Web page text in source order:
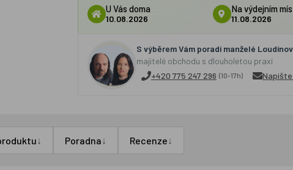
U Vás doma
10.08.2026
Na výdejním
11.08.2026
S výběrem Vám poradí manželé
majitelé obchodu s dlouholetou praxí
+420 775 247 296 (10-17h)
↓ Poradna↓ Recenze↓